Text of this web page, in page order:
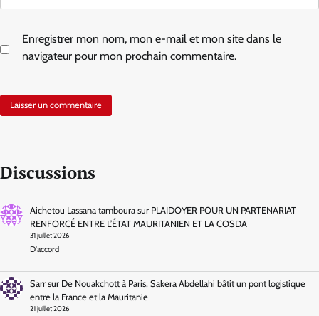
Enregistrer mon nom, mon e-mail et mon site dans le
navigateur pour mon prochain commentaire.
Discussions
Aichetou Lassana tambourasur PLAIDOYER POUR UN PARTENARIAT
RENFORCÉ ENTRE L’ÉTAT MAURITANIEN ET LA COSDA
31 juillet 2026
D'accord
Sarrsur De Nouakchott à Paris, Sakera Abdellahi bâtit un pont logistique
entre la France et la Mauritanie
21 juillet 2026